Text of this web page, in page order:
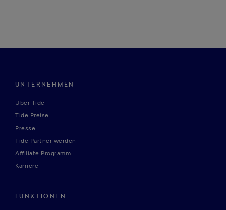
UNTERNEHMEN
Über Tide
Tide Preise
Presse
Tide Partner werden
Affiliate Programm
Karriere
FUNKTIONEN